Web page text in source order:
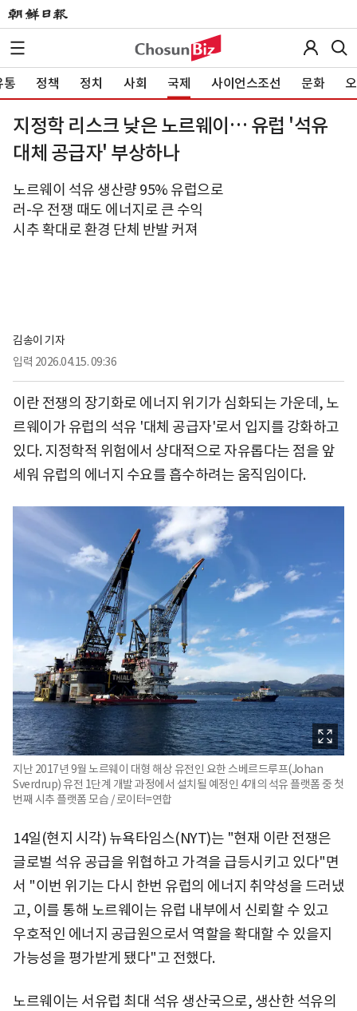
통 정책 정치 사회 국제 사이언스조선 문화
지정학 리스크 낮은 노르웨이… 유럽 '석유
대체 공급자' 부상하나
노르웨이 석유 생산량 95% 유럽으로
러-우 전쟁 때도 에너지로 큰 수익
시추 확대로 환경 단체 반발 커져
김송이 기자
입력 2026.04.15. 09:36
이란 전쟁의 장기화로 에너지 위기가 심화되는 가운데, 노
르웨이가 유럽의 석유 '대체 공급자'로서 입지를 강화하고
있다. 지정학적 위험에서 상대적으로 자유롭다는 점을 앞
세워 유럽의 에너지 수요를 흡수하려는 움직임이다.
지난 2017년 9월 노르웨이 대형 해상 유전인 요한 스베르드루프(Johan
Sverdrup) 유전 1단계 개발 과정에서 설치될 예정인 4개의 석유 플랫폼 중 첫
번째 시추 플랫폼 모습 / 로이터=연합
14일(현지 시각) 뉴욕타임스(NYT)는 "현재 이란 전쟁은
글로벌 석유 공급을 위협하고 가격을 급등시키고 있다"면
서 "이번 위기는 다시 한번 유럽의 에너지 취약성을 드러냈
고, 이를 통해 노르웨이는 유럽 내부에서 신뢰할 수 있고
우호적인 에너지 공급원으로서 역할을 확대할 수 있을지
가능성을 평가받게 됐다"고 전했다.
노르웨이는 서유럽 최대 석유 생산국으로, 생산한 석유의